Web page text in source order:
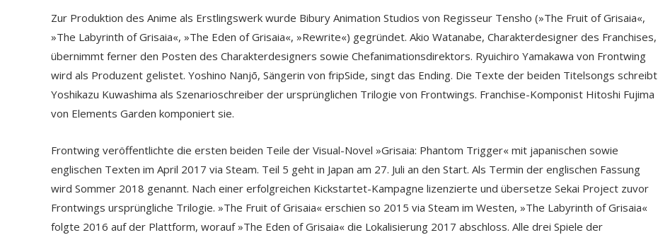
Zur Produktion des Anime als Erstlingswerk wurde Bibury Animation Studios von Regisseur Tensho (»The Fruit of Grisaia«,
»The Labyrinth of Grisaia«, »The Eden of Grisaia«, »Rewrite«) gegründet. Akio Watanabe, Charakterdesigner des Franchises,
übernimmt ferner den Posten des Charakterdesigners sowie Chefanimationsdirektors. Ryuichiro Yamakawa von Frontwing
wird als Produzent gelistet. Yoshino Nanjō, Sängerin von fripSide, singt das Ending. Die Texte der beiden Titelsongs schreibt
Yoshikazu Kuwashima als Szenarioschreiber der ursprünglichen Trilogie von Frontwings. Franchise-Komponist Hitoshi Fujima
von Elements Garden komponiert sie.
Frontwing veröffentlichte die ersten beiden Teile der Visual-Novel »Grisaia: Phantom Trigger« mit japanischen sowie
englischen Texten im April 2017 via Steam. Teil 5 geht in Japan am 27. Juli an den Start. Als Termin der englischen Fassung
wird Sommer 2018 genannt. Nach einer erfolgreichen Kickstartet-Kampagne lizenzierte und übersetze Sekai Project zuvor
Frontwings ursprüngliche Trilogie. »The Fruit of Grisaia« erschien so 2015 via Steam im Westen, »The Labyrinth of Grisaia«
folgte 2016 auf der Plattform, worauf »The Eden of Grisaia« die Lokalisierung 2017 abschloss. Alle drei Spiele der